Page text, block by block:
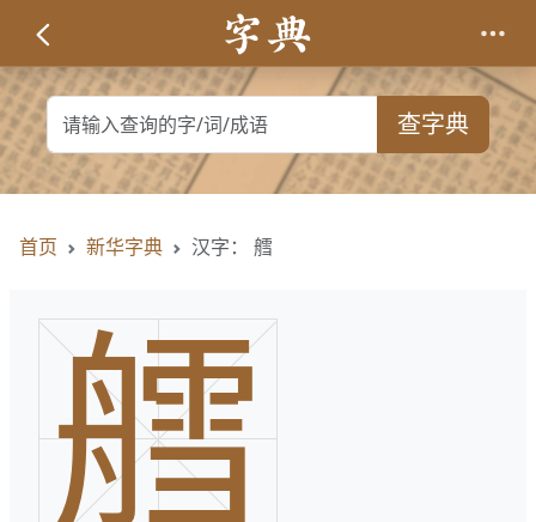
查字典
首页 新华字典 汉字： 艝
艝